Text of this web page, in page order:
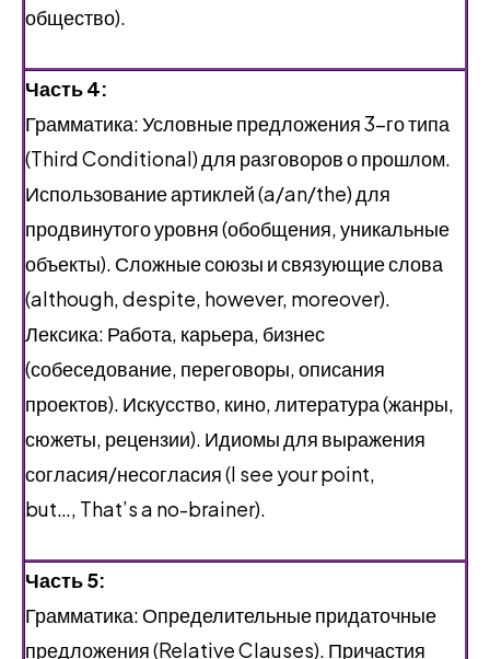
общество).
Часть 4:
Грамматика: Условные предложения 3-го типа
(Third Conditional) для разговоров о прошлом.
Использование артиклей (a/an/the) для
продвинутого уровня (обобщения, уникальные
объекты). Сложные союзы и связующие слова
(although, despite, however, moreover).
Лексика: Работа, карьера, бизнес
(собеседование, переговоры, описания
проектов). Искусство, кино, литература (жанры,
сюжеты, рецензии). Идиомы для выражения
согласия/несогласия (I see your point,
but…, That’s a no-brainer).
Часть 5:
Грамматика: Определительные придаточные
предложения (Relative Clauses). Причастия